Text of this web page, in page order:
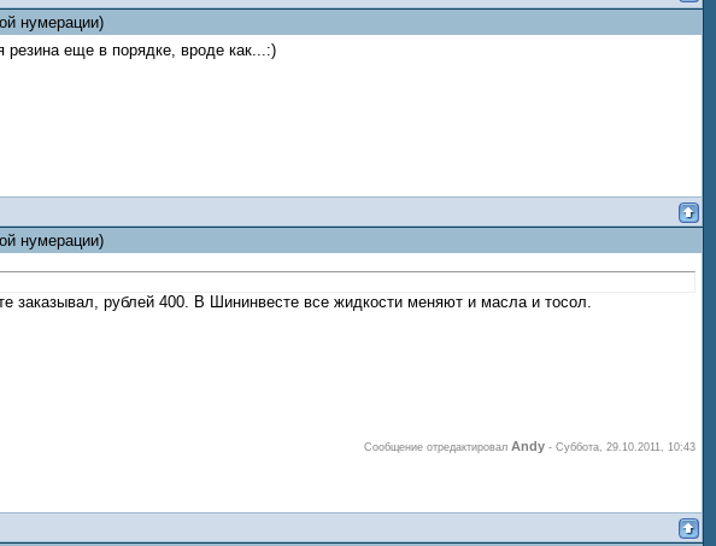
нумерации)
резина еще в порядке, вроде как...:)
нумерации)
заказывал, рублей 400. В Шининвесте все жидкости меняют и масла и тосол.
Сообщение отредактировал Andy - Суббота, 29.10.2011, 10:43